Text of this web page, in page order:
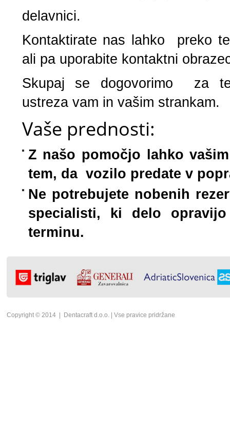
delavnici.
Kontaktirate nas lahko preko
ali pa uporabite kontaktni
Skupaj se dogovorimo za
ustreza vam in vašim strankam.
Vaše prednosti:
Z našo pomočjo lahko
tem, da vozilo predate v
Ne potrebujete nobenih
specialisti, ki delo
terminu.
Copyright © 2014 | Dentacraft d.o.o. | Vse pravice pridržane